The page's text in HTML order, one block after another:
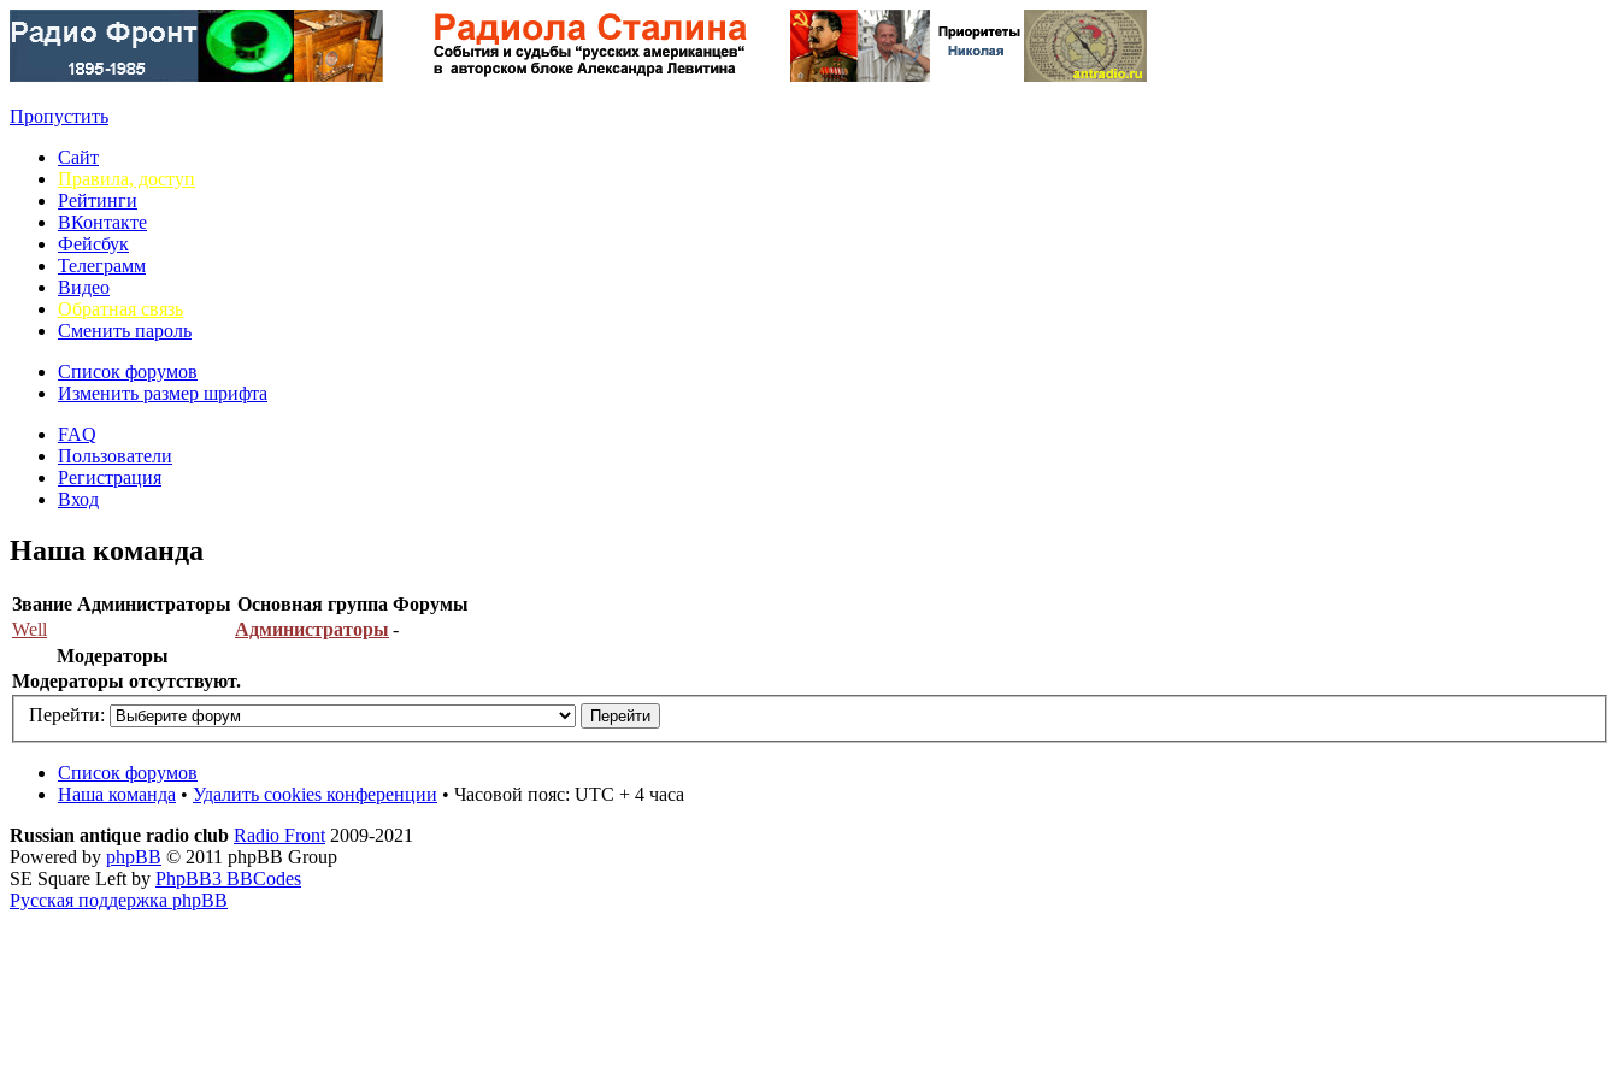
Пропустить
Сайт
Правила, доступ
Рейтинги
ВКонтакте
Фейсбук
Телеграмм
Видео
Обратная связь
Сменить пароль
Список форумов
Изменить размер шрифта
FAQ
Пользователи
Регистрация
Вход
Наша команда
Звание Администраторы Основная группа Форумы
Well
Администраторы -
Модераторы
Модераторы отсутствуют.
Перейти:
Список форумов
Наша команда • Удалить cookies конференции • Часовой пояс: UTC + 4 часа
Russian antique radio club Radio Front2009-2021
Powered by phpBB © 2011 phpBB Group
SE Square Left by PhpBB3 BBCodes
Русская поддержка phpBB